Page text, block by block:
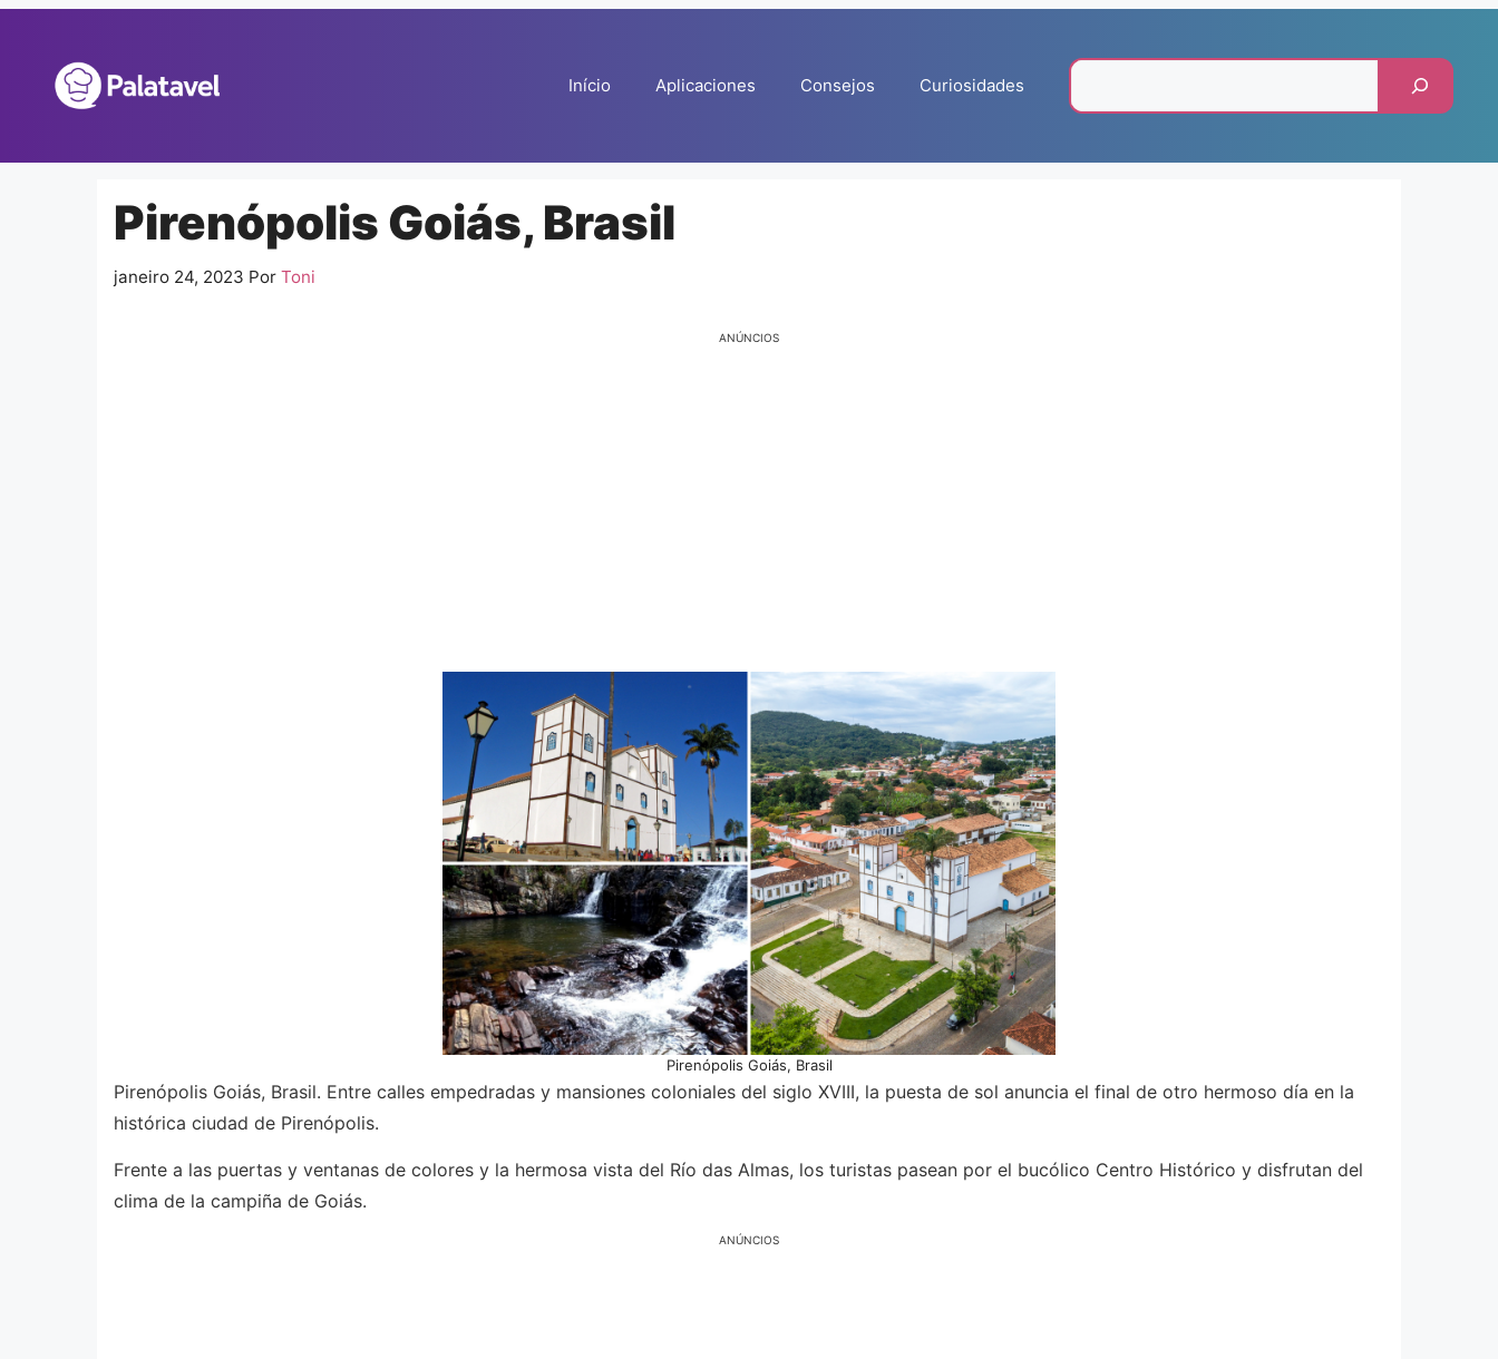
conteúdo
Início Aplicaciones Consejos Curiosidades
Pirenópolis Goiás, Brasil
janeiro 24, 2023 Por Toni
ANÚNCIOS
Pirenópolis Goiás, Brasil
Pirenópolis Goiás, Brasil. Entre calles empedradas y mansiones coloniales del siglo XVIII, la puesta de sol anuncia el final de otro hermoso día en la
histórica ciudad de Pirenópolis.
Frente a las puertas y ventanas de colores y la hermosa vista del Río das Almas, los turistas pasean por el bucólico Centro Histórico y disfrutan del
clima de la campiña de Goiás.
ANÚNCIOS